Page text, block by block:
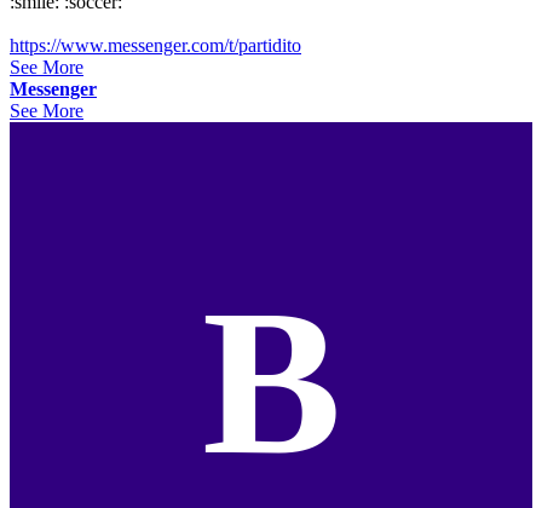
https://www.messenger.com/t/partidito
See More
Messenger
See More
B